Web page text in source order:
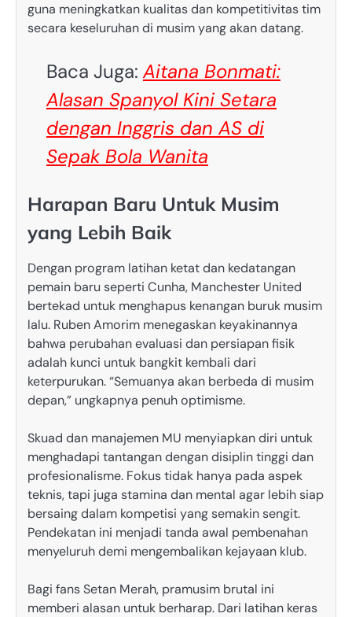
guna meningkatkan kualitas dan kompetitivitas tim
secara keseluruhan di musim yang akan datang.
Baca Juga:Aitana Bonmati:
Alasan Spanyol Kini Setara
dengan Inggris dan AS di
Sepak Bola Wanita
Harapan Baru Untuk Musim
yang Lebih Baik
Dengan program latihan ketat dan kedatangan
pemain baru seperti Cunha, Manchester United
bertekad untuk menghapus kenangan buruk musim
lalu. Ruben Amorim menegaskan keyakinannya
bahwa perubahan evaluasi dan persiapan fisik
adalah kunci untuk bangkit kembali dari
keterpurukan. “Semuanya akan berbeda di musim
depan,” ungkapnya penuh optimisme.
Skuad dan manajemen MU menyiapkan diri untuk
menghadapi tantangan dengan disiplin tinggi dan
profesionalisme. Fokus tidak hanya pada aspek
teknis, tapi juga stamina dan mental agar lebih siap
bersaing dalam kompetisi yang semakin sengit.
Pendekatan ini menjadi tanda awal pembenahan
menyeluruh demi mengembalikan kejayaan klub.
Bagi fans Setan Merah, pramusim brutal ini
memberi alasan untuk berharap. Dari latihan keras